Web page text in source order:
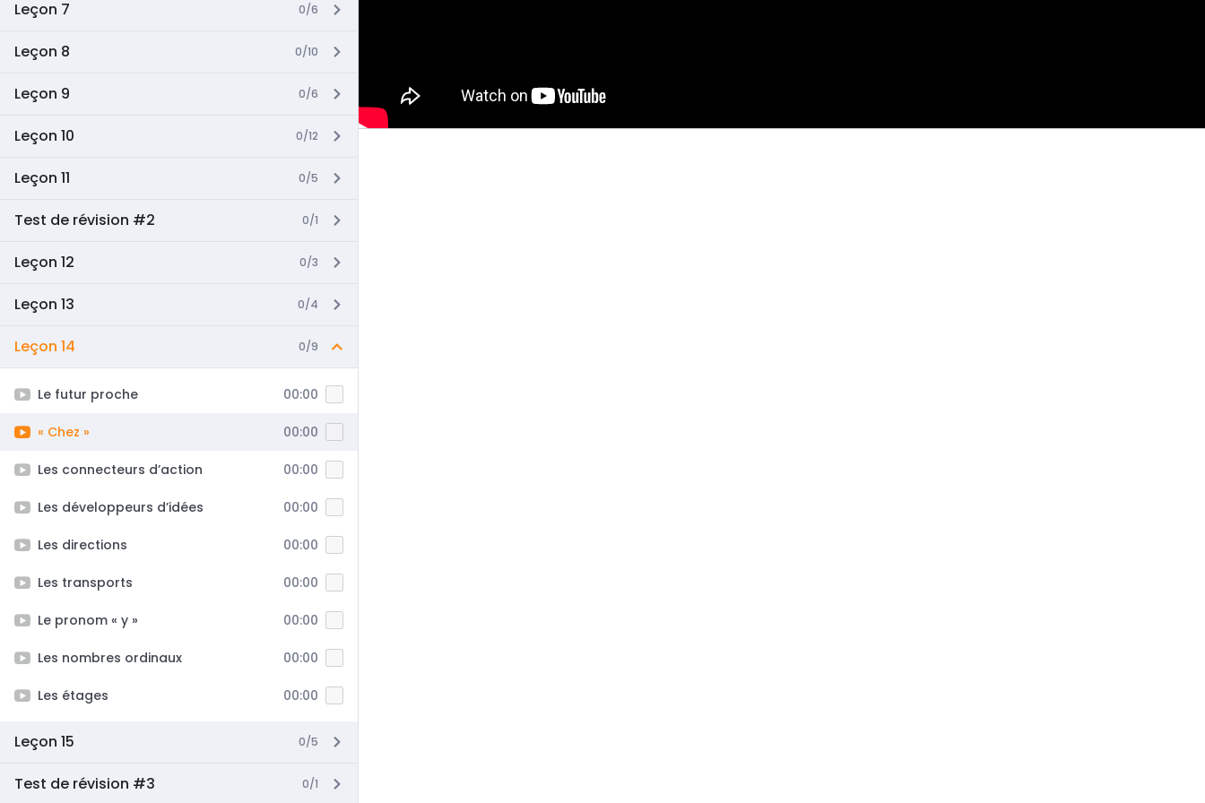
Leçon 7 0/6
Leçon 8 0/10
Leçon 9 0/6
Leçon 10 0/12
Leçon 11 0/5
Test de révision #2 0/1
Leçon 12 0/3
Leçon 13 0/4
Leçon 14 0/9
Le futur proche 00:00
« Chez » 00:00
Les connecteurs d’action 00:00
Les développeurs d’idées 00:00
Les directions 00:00
Les transports 00:00
Le pronom « y » 00:00
Les nombres ordinaux 00:00
Les étages 00:00
Leçon 15 0/5
Test de révision #3 0/1